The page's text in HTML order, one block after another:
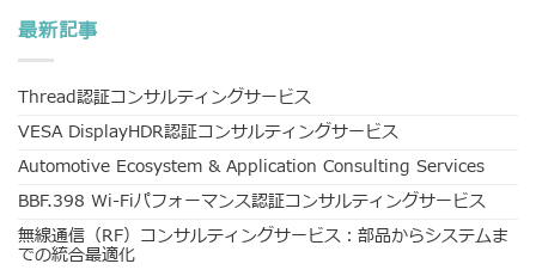
最新記事
Thread認証コンサルティングサービス
VESA DisplayHDR認証コンサルティングサービス
Automotive Ecosystem & Application Consulting Services
BBF.398 Wi-Fiパフォーマンス認証コンサルティングサービス
無線通信（RF）コンサルティングサービス：部品からシステムま
での統合最適化